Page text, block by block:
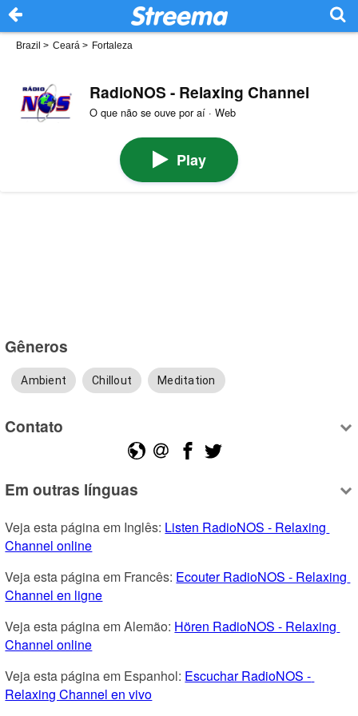
Brazil > Ceará > Fortaleza
RadioNOS - Relaxing Channel
O que não se ouve por aí · Web
Play
Gêneros
Ambient Chillout Meditation
Contato
Em outras línguas
Veja esta página em Inglês: Listen RadioNOS - Relaxing
Channel online
Veja esta página em Francês: Ecouter RadioNOS - Relaxing
Channel en ligne
Veja esta página em Alemão: Hören RadioNOS - Relaxing
Channel online
Veja esta página em Espanhol: Escuchar RadioNOS -
Relaxing Channel en vivo